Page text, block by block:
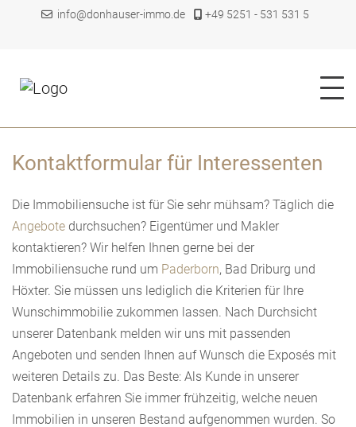
info@donhauser-immo.de +49 5251 - 531 531 5
Kontaktformular für Interessenten
Die Immobiliensuche ist für Sie sehr mühsam? Täglich die
Angebote durchsuchen? Eigentümer und Makler
kontaktieren? Wir helfen Ihnen gerne bei der
Immobiliensuche rund um Paderborn, Bad Driburg und
Höxter. Sie müssen uns lediglich die Kriterien für Ihre
Wunschimmobilie zukommen lassen. Nach Durchsicht
unserer Datenbank melden wir uns mit passenden
Angeboten und senden Ihnen auf Wunsch die Exposés mit
weiteren Details zu. Das Beste: Als Kunde in unserer
Datenbank erfahren Sie immer frühzeitig, welche neuen
Immobilien in unseren Bestand aufgenommen wurden. So